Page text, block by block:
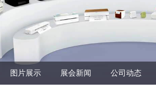
工具下载
汉码标签软件
增材制造
图片展示 展会新闻 公司动态